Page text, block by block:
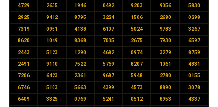
4729 2635 1946 0492 9203 9056 5830
2925 9412 8795 3224 1506 2680 0298
7319 0951 4138 6107 5024 9783 3267
8620 1049 8368 7035 2675 7930 6597
2443 5123 1290 4682 0974 3279 8759
2491 9110 7522 5769 8207 1061 4831
7206 6423 2361 9687 5948 2780 0155
6746 5103 5663 4399 4573 8890 3078
6409 3325 0769 5241 0512 8953 4337